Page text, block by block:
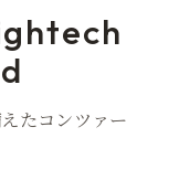
たコンツァー